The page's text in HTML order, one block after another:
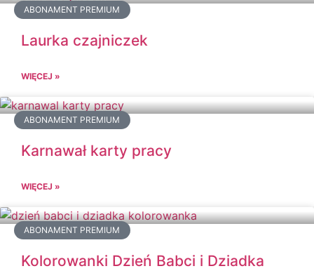
ABONAMENT PREMIUM
Laurka czajniczek
WIĘCEJ »
ABONAMENT PREMIUM
Karnawał karty pracy
WIĘCEJ »
ABONAMENT PREMIUM
Kolorowanki Dzień Babci i Dziadka